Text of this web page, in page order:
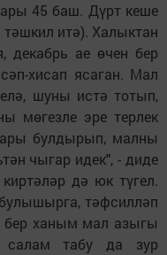
45 баш. Дүрт кеше
итә). Халыктан
декабрь ае өчен бер
хисап ясаган. Мал
шуны истә тотып,
мөгезле эре терлек
булдырып, малны
чыгар идек", - диде
дә юк түгел.
тәфсилләп
бер ханым мал азыгы
салам табу да зур